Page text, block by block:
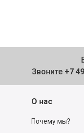
Звоните +7
О нас
Почему мы?